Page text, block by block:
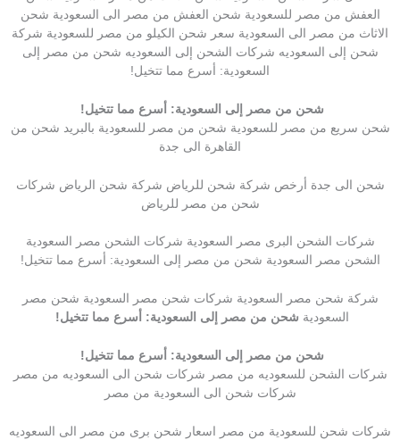
العفش من مصر للسعودية شحن العفش من مصر الى السعودية شحن
الاثاث من مصر الى السعودية سعر شحن الكيلو من مصر للسعودية شركة
شحن إلى السعوديه شركات الشحن إلى السعوديه شحن من مصر إلى
السعودية: أسرع مما تتخيل!
شحن من مصر إلى السعودية: أسرع مما تتخيل!
شحن سريع من مصر للسعودية شحن من مصر للسعودية بالبريد شحن من
القاهرة الى جدة
شحن الى جدة أرخص شركة شحن للرياض شركة شحن الرياض شركات
شحن من مصر للرياض
شركات الشحن البرى مصر السعودية شركات الشحن مصر السعودية
الشحن مصر السعودية شحن من مصر إلى السعودية: أسرع مما تتخيل!
شركة شحن مصر السعودية شركات شحن مصر السعودية شحن مصر
السعودية شحن من مصر إلى السعودية: أسرع مما تتخيل!
شحن من مصر إلى السعودية: أسرع مما تتخيل!
شركات الشحن للسعوديه من مصر شركات شحن الى السعوديه من مصر
شركات شحن الى السعودية من مصر
شركات شحن للسعودية من مصر اسعار شحن برى من مصر الى السعوديه